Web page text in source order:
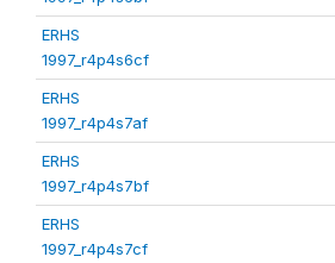
ERHS
1997_r4p4s6cf
ERHS
1997_r4p4s7af
ERHS
1997_r4p4s7bf
ERHS
1997_r4p4s7cf